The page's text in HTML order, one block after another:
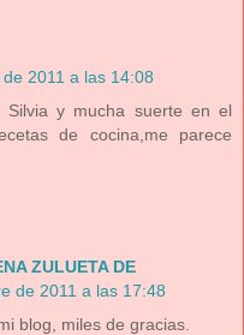
2011 a las 14:08
Silvia y mucha suerte en el
de cocina,me parece
ZULUETA DE
de 2011 a las 17:48
blog, miles de gracias.